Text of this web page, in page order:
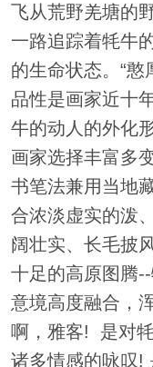
飞从荒野羌塘的
一路追踪着牦牛
的生命状态。“憨
品性是画家近十
牛的动人的外化形
画家选择丰富多
书笔法兼用当地
合浓淡虚实的泼
阔壮实、长毛披
十足的高原图腾
意境高度融合，
啊，雅客! 是对
诸多情感的咏叹!